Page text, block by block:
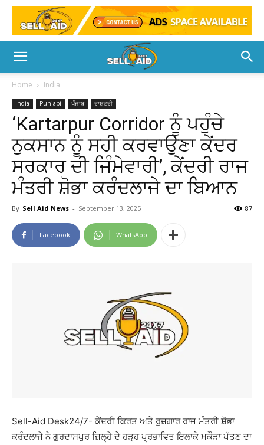
Home India
India Punjabi ਪੰਜਾਬ ਰਾਸ਼ਟਰੀ
‘Kartarpur Corridor ਨੂੰ ਪਹੁੰਚੇ
ਨੁਕਸਾਨ ਨੂੰ ਸਹੀ ਕਰਵਾਉਣਾ ਕੇਂਦਰ
ਸਰਕਾਰ ਦੀ ਜਿੰਮੇਵਾਰੀ’, ਕੇਂਦਰੀ ਰਾਜ
ਮੰਤਰੀ ਸ਼ੋਭਾ ਕਰੰਦਲਾਜੇ ਦਾ ਬਿਆਨ
By Sell Aid News - September 13, 2025 87
Facebook WhatsApp
Sell-Aid Desk24/7- ਕੇਂਦਰੀ ਕਿਰਤ ਅਤੇ ਰੁਜ਼ਗਾਰ ਰਾਜ ਮੰਤਰੀ ਸ਼ੋਭਾ
ਕਰੰਦਲਾਜੇ ਨੇ ਗੁਰਦਾਸਪੁਰ ਜ਼ਿਲ੍ਹੇ ਦੇ ਹੜ੍ਹ ਪ੍ਰਭਾਵਿਤ ਇਲਾਕੇ ਮਕੌੜਾ ਪੱਤਣ ਦਾ